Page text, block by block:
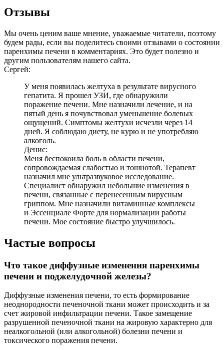
Отзывы
Мы очень ценим ваше мнение, уважаемые читатели, поэтому
будем рады, если вы поделитесь своими отзывами о состоянии
паренхимы печени в комментариях. Это будет полезно и
другим пользователям нашего сайта.
Сергей:
У меня появилась желтуха в результате вирусного
гепатита. Я прошел УЗИ, где обнаружили
поражение печени. Мне назначили лечение, и на
пятый день я почувствовал уменьшение болевых
ощущений. Симптомы желтухи исчезли через 14
дней. Я соблюдаю диету, не курю и не употребляю
алкоголь.
Денис:
Меня беспокоила боль в области печени,
сопровождаемая слабостью и тошнотой. Терапевт
назначил мне ультразвуковое исследование.
Специалист обнаружил небольшие изменения в
печени, связанные с перенесенным вирусным
гриппом. Мне назначили витаминные комплексы
и Эссенциале Форте для нормализации работы
печени. Мое состояние быстро улучшилось.
Частые вопросы
Что такое диффузные изменения паренхимы
печени и поджелудочной железы?
Диффузные изменения печени, то есть формирование
неоднородности печеночной ткани может происходить и за
счет жировой инфильтрации печени. Такое замещение
разрушенной печеночной ткани на жировую характерно для
неалкогольной (или алкогольной) болезни печени и
токсического поражения печени.